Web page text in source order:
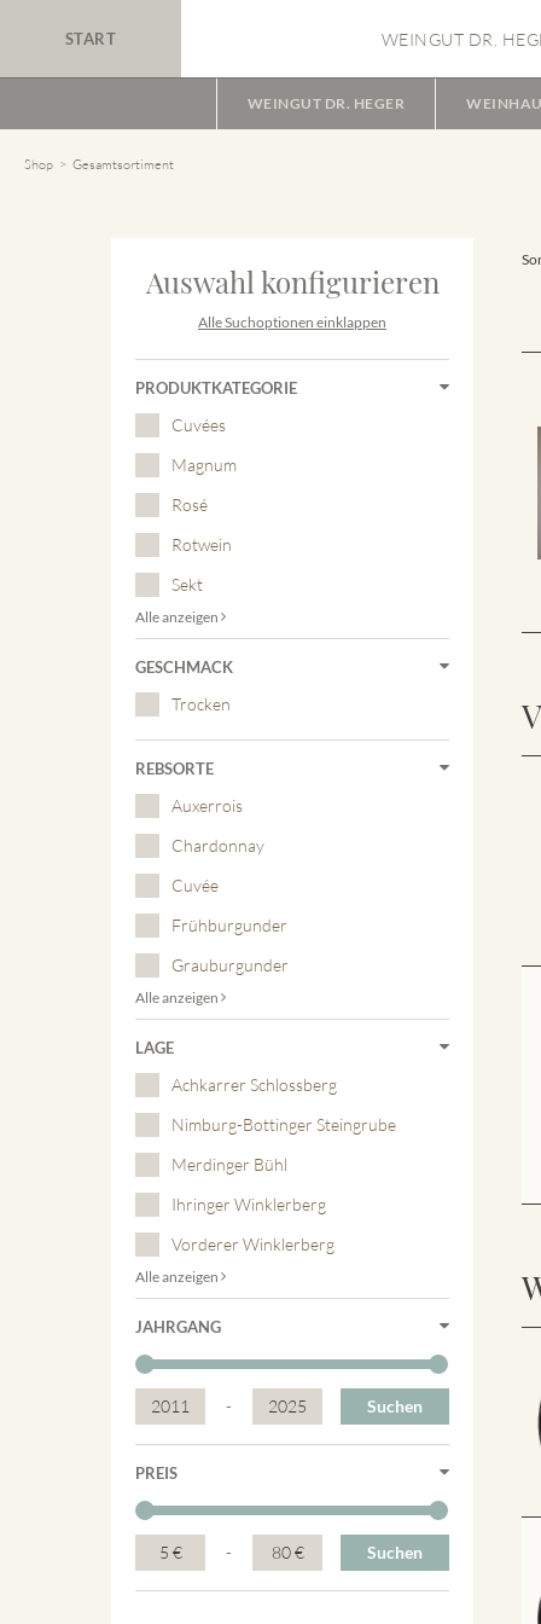
START WEINGUT DR.
WEINGUT DR. HEGER
Shop Gesamtsortiment
Auswahl konfigurieren
Alle Suchoptionen einklappen
PRODUKTKATEGORIE
Cuvées
Magnum
Rosé
Rotwein
Sekt
Alle anzeigen
GESCHMACK
Trocken
REBSORTE
Auxerrois
Chardonnay
Cuvée
Frühburgunder
Grauburgunder
Alle anzeigen
LAGE
Achkarrer Schlossberg
Nimburg-Bottinger Steingrube
Merdinger Bühl
Ihringer Winklerberg
Vorderer Winklerberg
Alle anzeigen
JAHRGANG
2011 - 2025 Suchen
PREIS
5 € - 80 € Suchen